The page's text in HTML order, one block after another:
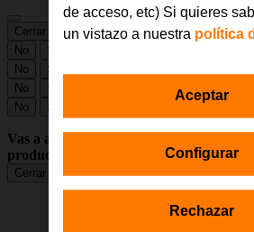
Cerrar
Guardar cambios
No
Sí
No
Sí
No
Sí
No
Sí
Vas a abandonar la compra que estás
productos en tu carrito.
Cerrar sesión Seguir Comprando
de acceso, etc) Si quieres
un vistazo a nuestra política
Configurar
Rechazar
Aceptar